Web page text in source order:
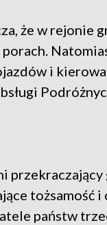
że w rejonie
porach.
i
tożsamość
państw